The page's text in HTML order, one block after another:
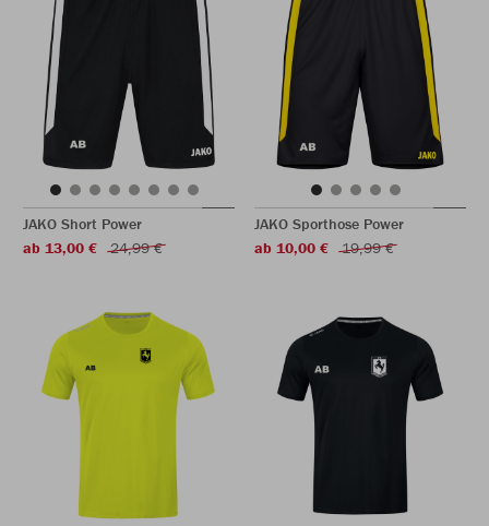
JAKO Short Power
ab 13,00 €
24,99 €
JAKO Sporthose Power
ab 10,00 €
19,99 €